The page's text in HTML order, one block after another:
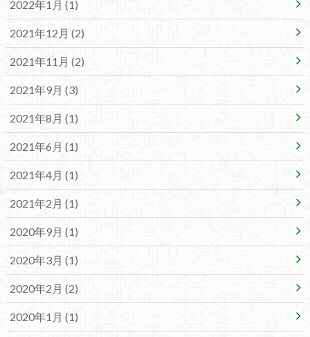
2022年1月 (1)
2021年12月 (2)
2021年11月 (2)
2021年9月 (3)
2021年8月 (1)
2021年6月 (1)
2021年4月 (1)
2021年2月 (1)
2020年9月 (1)
2020年3月 (1)
2020年2月 (2)
2020年1月 (1)